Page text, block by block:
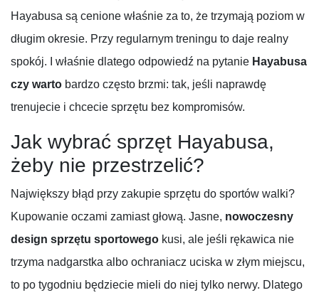
Hayabusa są cenione właśnie za to, że trzymają poziom w
długim okresie. Przy regularnym treningu to daje realny
spokój. I właśnie dlatego odpowiedź na pytanie Hayabusa
czy warto bardzo często brzmi: tak, jeśli naprawdę
trenujecie i chcecie sprzętu bez kompromisów.
Jak wybrać sprzęt Hayabusa,
żeby nie przestrzelić?
Największy błąd przy zakupie sprzętu do sportów walki?
Kupowanie oczami zamiast głową. Jasne, nowoczesny
design sprzętu sportowego kusi, ale jeśli rękawica nie
trzyma nadgarstka albo ochraniacz uciska w złym miejscu,
to po tygodniu będziecie mieli do niej tylko nerwy. Dlatego